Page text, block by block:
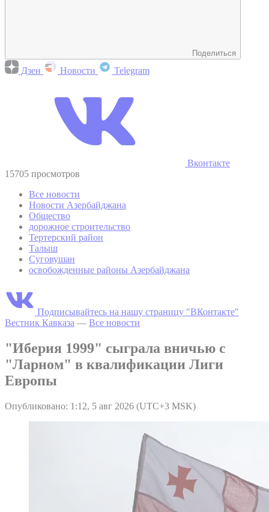
Поделиться
Дзен Новости Telegram
Вконтакте
15705 просмотров
Все новости
Новости Азербайджана
Общество
дорожное строительство
Тертерский район
Талыш
Суговушан
освобожденные районы Азербайджана
Подписывайтесь на нашу страницу "ВКонтакте"
Вестник Кавказа — Все новости
"Иберия 1999" сыграла вничью с
"Ларном" в квалификации Лиги
Европы
Опубликовано: 1:12, 5 авг 2026 (UTC+3 MSK)